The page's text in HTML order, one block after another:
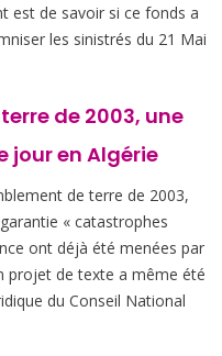
est de savoir si ce fonds a
les sinistrés du 21 Mai
de 2003, une
jour en Algérie
de terre de 2003,
« catastrophes
ont déjà été menées par
projet de texte a même été
du Conseil National